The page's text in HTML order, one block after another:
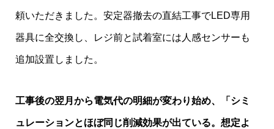
頼いただきました。安定器撤去の直結工事でLED専用
器具に全交換し、レジ前と試着室には人感センサーも
追加設置しました。
工事後の翌月から電気代の明細が変わり始め、「シミ
ュレーションとほぼ同じ削減効果が出ている。想定よ